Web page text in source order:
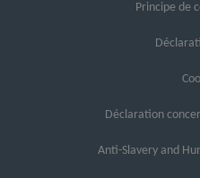
Principe de
Déclaration
Anti-Slavery and